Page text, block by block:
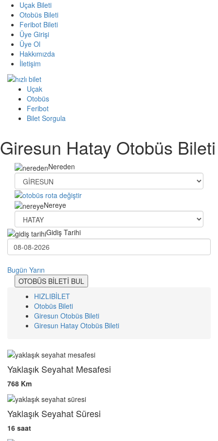
Uçak Bileti
Otobüs Bileti
Feribot Bileti
Üye Girişi
Üye Ol
Hakkımızda
İletişim
Uçak
Otobüs
Feribot
Bilet Sorgula
Giresun Hatay Otobüs Bileti
Nereden
Nereye
Gidiş Tarihi
Bugün Yarın
OTOBÜS BİLETİ BUL
HIZLIBİLET
Otobüs Bileti
Giresun Otobüs Bileti
Giresun Hatay Otobüs Bileti
Yaklaşık Seyahat Mesafesi
768 Km
Yaklaşık Seyahat Süresi
16 saat